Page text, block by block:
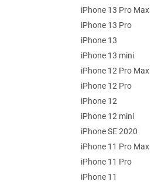
iPhone 13 Pro Max
iPhone 13 Pro
iPhone 13
iPhone 13 mini
iPhone 12 Pro Max
iPhone 12 Pro
iPhone 12
iPhone 12 mini
iPhone SE 2020
iPhone 11 Pro Max
iPhone 11 Pro
iPhone 11